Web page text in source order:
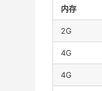
内存
2G
4G
4G